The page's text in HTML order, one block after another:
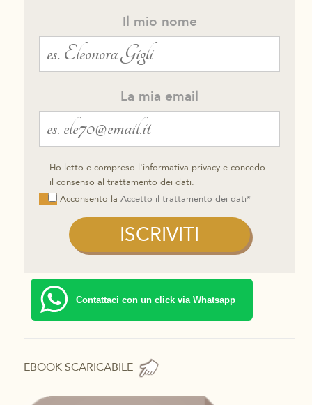
Il mio nome
La mia email
Ho letto e compreso l'informativa privacy e concedo
il consenso al trattamento dei dati.
Acconsento la Accetto il trattamento dei dati*
Contattaci con un click via Whatsapp
EBOOK SCARICABILE